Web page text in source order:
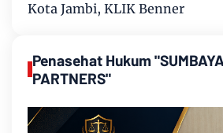
Kota Jambi, KLIK Benner
Penasehat Hukum
PARTNERS"